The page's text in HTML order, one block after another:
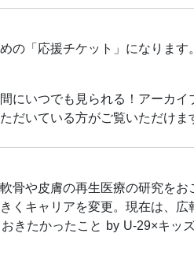
！
や皮膚の再生医療の研究をお
キャリアを変更。現在は、広
きたかったこと by U-29×キッ
「応援チケット」になります。
いつでも見られる！アーカ
いている方がご覧いただけま
骨や皮膚の再生医療の研究を
くキャリアを変更。現在は、
きたかったこと by U-29×キッ